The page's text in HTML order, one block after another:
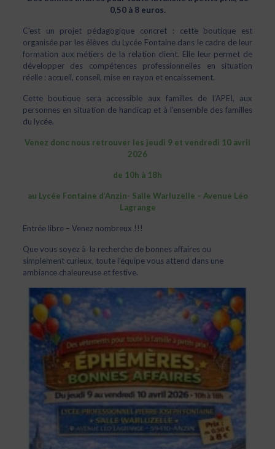
0,50 à 8 euros.
C’est un projet pédagogique concret : cette boutique est
organisée par les élèves du Lycée Fontaine dans le cadre de leur
formation aux métiers de la relation client. Elle leur permet de
développer des compétences professionnelles en situation
réelle : accueil, conseil, mise en rayon et encaissement.
Cette boutique sera accessible aux familles de l’APEI, aux
personnes en situation de handicap et à l’ensemble des familles
du lycée.
Venez donc nous retrouver les jeudi 9 et vendredi 10 avril
2026
de 10h à 18h
au Lycée Fontaine d’Anzin- Salle Warluzelle – Avenue Léo
Lagrange
Entrée libre – Venez nombreux !!!
Que vous soyez à la recherche de bonnes affaires ou
simplement curieux, toute l’équipe vous attend dans une
ambiance chaleureuse et festive.